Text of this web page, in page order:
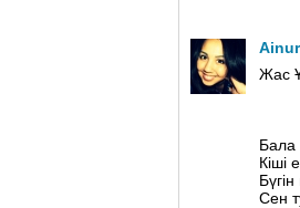
Жас
Бала
Кіші
Сен